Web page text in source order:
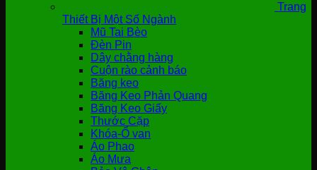
Trang
Thiết Bị Một Số Ngành
Mũ Tai Bèo
Đèn Pin
Dây chằng hàng
Cuộn rào cảnh báo
Băng keo
Băng Keo Phản Quang
Băng Keo Giấy
Thước Cặp
Khóa-Ổ van
Áo Phao
Áo Mưa